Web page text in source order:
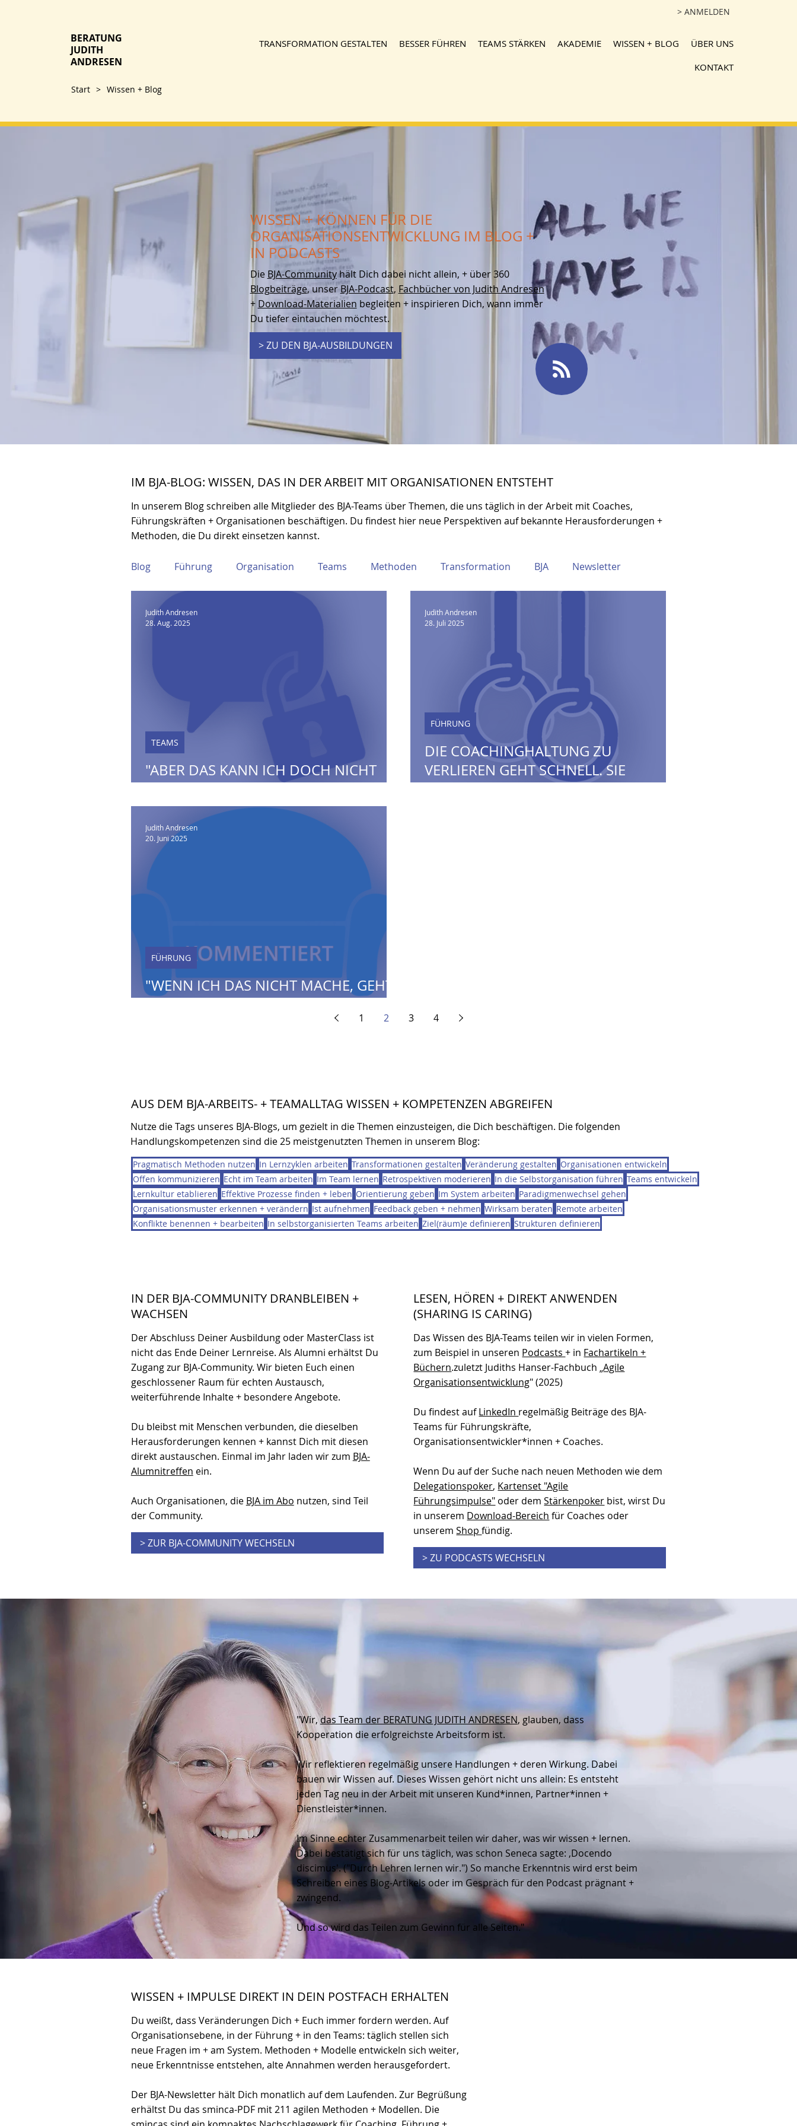
> ANMELDEN
BERATUNG
JUDITH
ANDRESEN
Start > Wissen + Blog
TRANSFORMATION GESTALTEN BESSER FÜHREN TEAMS STÄRKEN AKADEMIE WISSEN + BLOG
ÜBER UNS
KONTAKT
WISSEN + KÖNNEN FÜR DIE
ORGANISATIONSENTWICKLUNG IM BLOG +
IN PODCASTS
Die BJA-Communityhält Dich dabei nicht allein, + über 360
Blogbeiträge, unserBJA-Podcast, Fachbücher von Judith Andresen
+ Download-Materialien begleiten + inspirieren Dich, wann immer
Du tiefer eintauchen möchtest.
> ZU DEN BJA-AUSBILDUNGEN
IM BJA-BLOG: WISSEN, DAS IN DER ARBEIT MIT ORGANISATIONEN ENTSTEHT
In unserem Blog schreiben alle Mitglieder des BJA-Teams über Themen, die uns täglich in der Arbeit mit Coaches,
Führungskräften + Organisationen beschäftigen. Du findest hier neue Perspektiven auf bekannte Herausforderungen +
Methoden, die Du direkt einsetzen kannst.
Blog Führung Organisation Teams Methoden Transformation BJA Newsletter
"ABER DAS KANN ICH DOCH NICHT
EINFACH SAGEN"
TEAMS
Judith Andresen
28. Aug. 2025
DIE COACHINGHALTUNG ZU
VERLIEREN GEHT SCHNELL. SIE
WIEDERZUFINDEN LOHNT SICH.
FÜHRUNG
Judith Andresen
28. Juli 2025
"WENN ICH DAS NICHT MACHE, GEHT
ES NICHT VORAN!"
FÜHRUNG
Judith Andresen
20. Juni 2025
1 2 3 4
AUS DEM BJA-ARBEITS- + TEAMALLTAG WISSEN + KOMPETENZEN ABGREIFEN
Nutze die Tags unseres BJA-Blogs, um gezielt in die Themen einzusteigen, die Dich beschäftigen. Die folgenden
Handlungskompetenzen sind die 25 meistgenutzten Themen in unserem Blog:
Pragmatisch Methoden nutzen In Lernzyklen arbeiten Transformationen gestalten Veränderung gestalten Organisationen entwickeln
Offen kommunizieren Echt im Team arbeiten Im Team lernen Retrospektiven moderieren In die Selbstorganisation führen Teams entwickeln
Lernkultur etablieren Effektive Prozesse finden + leben Orientierung geben Im System arbeiten Paradigmenwechsel gehen
Organisationsmuster erkennen + verändern Ist aufnehmen Feedback geben + nehmen Wirksam beraten Remote arbeiten
Konflikte benennen + bearbeiten In selbstorganisierten Teams arbeiten Ziel(räum)e definieren Strukturen definieren
IN DER BJA-COMMUNITY DRANBLEIBEN +
WACHSEN
Der Abschluss Deiner Ausbildung oder MasterClass ist
nicht das Ende Deiner Lernreise. Als Alumni erhältst Du
Zugang zur BJA-Community. Wir bieten Euch einen
geschlossener Raum für echten Austausch,
weiterführende Inhalte + besondere Angebote.
Du bleibst mit Menschen verbunden, die dieselben
Herausforderungen kennen + kannst Dich mit diesen
direkt austauschen. Einmal im Jahr laden wir zum BJA-
Alumnitreffen ein.
Auch Organisationen, die BJA im Abo nutzen, sind Teil
der Community.
> ZUR BJA-COMMUNITY WECHSELN
LESEN, HÖREN + DIREKT ANWENDEN
(SHARING IS CARING)
Das Wissen des BJA-Teams teilen wir in vielen Formen,
zum Beispiel in unseren Podcasts+ in Fachartikeln +
Büchern.zuletzt Judiths Hanser-Fachbuch „Agile
Organisationsentwicklung" (2025)
Du findest aufLinkedIn regelmäßig Beiträge des BJA-
Teams für Führungskräfte,
Organisationsentwickler*innen + Coaches.
Wenn Du auf der Suche nach neuen Methoden wie dem
Delegationspoker, Kartenset "Agile
Führungsimpulse" oder demStärkenpoker bist, wirst Du
in unserem Download-Bereich für Coaches oder
unseremShopfündig.
> ZU PODCASTS WECHSELN
"Wir,das Team der BERATUNG JUDITH ANDRESEN, glauben, dass
Kooperation die erfolgreichste Arbeitsform ist.
Wir reflektieren regelmäßig unsere Handlungen + deren Wirkung. Dabei
bauen wir Wissen auf. Dieses Wissen gehört nicht uns allein: Es entsteht
jeden Tag neu in der Arbeit mit unseren Kund*innen, Partner*innen +
Dienstleister*innen.
Im Sinne echter Zusammenarbeit teilen wir daher, was wir wissen + lernen.
Dabei bestätigt sich für uns täglich, was schon Seneca sagte: ‚Docendo
discimus'. ("Durch Lehren lernen wir.") So manche Erkenntnis wird erst beim
Schreiben eines Blog-Artikels oder im Gespräch für den Podcast prägnant +
zwingend.
Und so wird das Teilen zum Gewinn für alle Seiten."
WISSEN + IMPULSE DIREKT IN DEIN POSTFACH ERHALTEN
Du weißt, dass Veränderungen Dich + Euch immer fordern werden. Auf
Organisationsebene, in der Führung + in den Teams: täglich stellen sich
neue Fragen im + am System. Methoden + Modelle entwickeln sich weiter,
neue Erkenntnisse entstehen, alte Annahmen werden herausgefordert.
Der BJA-Newsletter hält Dich monatlich auf dem Laufenden. Zur Begrüßung
erhältst Du das sminca-PDF mit 211 agilen Methoden + Modellen. Die